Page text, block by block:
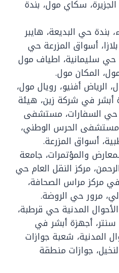
سكاي مول، بندة
بندة حي البديعة، هايبر
أسواق المزرعة حي
حي سليمانية، اطياف مول
المكان مول.
أفنيو، رويال مول،
أبشر في شركة زين، هيئة
حي السفارات، مستشفى
مستشفى الحرس الوطني،
أسواق المزرعة.
والمؤتمرات، جامعة
مركز النقل العام حي
في مركز مراس الصحافة،
مرور حي الروضة.
المدنية حي قرطبة،
سنتر، أجهزة أبشر في
المدنية، شعبة جوازات
جوازات منطقة